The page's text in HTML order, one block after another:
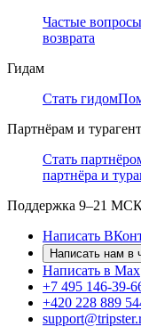
Частые вопросы
возврата
Гидам
Стать гидом
Партнёрам и
Стать
партнёра и
Поддержка 9–21
Написать
Написать нам в
Написать в Max
+7 495 146-39-
+420 228 889